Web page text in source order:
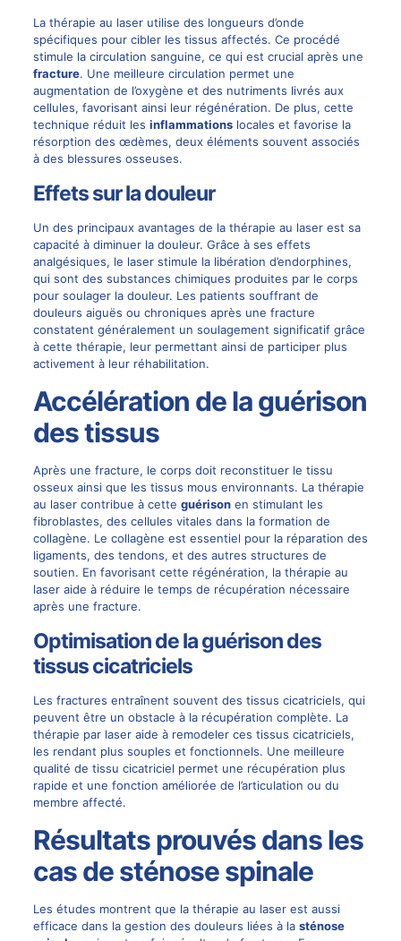
La thérapie au laser utilise des longueurs d’onde
spécifiques pour cibler les tissus affectés. Ce procédé
stimule la circulation sanguine, ce qui est crucial après une
fracture. Une meilleure circulation permet une
augmentation de l’oxygène et des nutriments livrés aux
cellules, favorisant ainsi leur régénération. De plus, cette
technique réduit les inflammationslocales et favorise la
résorption des œdèmes, deux éléments souvent associés
à des blessures osseuses.
Effets sur la douleur
Un des principaux avantages de la thérapie au laser est sa
capacité à diminuer la douleur. Grâce à ses effets
analgésiques, le laser stimule la libération d’endorphines,
qui sont des substances chimiques produites par le corps
pour soulager la douleur. Les patients souffrant de
douleurs aiguës ou chroniques après une fracture
constatent généralement un soulagement significatif grâce
à cette thérapie, leur permettant ainsi de participer plus
activement à leur réhabilitation.
Accélération de la guérison
des tissus
Après une fracture, le corps doit reconstituer le tissu
osseux ainsi que les tissus mous environnants. La thérapie
au laser contribue à cette guérisonen stimulant les
fibroblastes, des cellules vitales dans la formation de
collagène. Le collagène est essentiel pour la réparation des
ligaments, des tendons, et des autres structures de
soutien. En favorisant cette régénération, la thérapie au
laser aide à réduire le temps de récupération nécessaire
après une fracture.
Optimisation de la guérison des
tissus cicatriciels
Les fractures entraînent souvent des tissus cicatriciels, qui
peuvent être un obstacle à la récupération complète. La
thérapie par laser aide à remodeler ces tissus cicatriciels,
les rendant plus souples et fonctionnels. Une meilleure
qualité de tissu cicatriciel permet une récupération plus
rapide et une fonction améliorée de l’articulation ou du
membre affecté.
Résultats prouvés dans les
cas de sténose spinale
Les études montrent que la thérapie au laser est aussi
efficace dans la gestion des douleurs liées à la sténose